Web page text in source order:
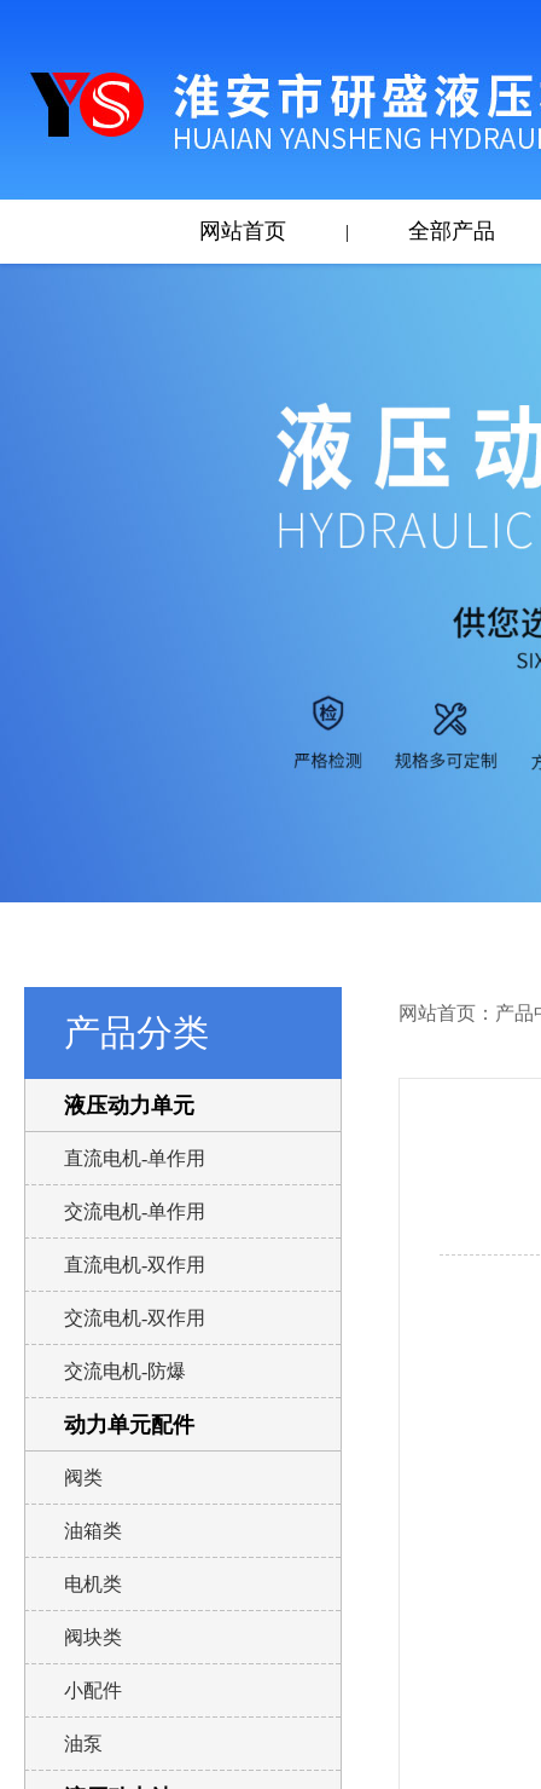
网站首页 | 全部产品
产品分类
液压动力单元
直流电机-单作用
交流电机-单作用
直流电机-双作用
交流电机-双作用
交流电机-防爆
动力单元配件
阀类
油箱类
电机类
阀块类
小配件
油泵
网站首页：产品